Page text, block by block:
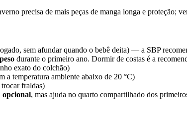
precisa de mais peças de manga longa e proteção;
sem afundar quando o bebê deita) — a SBP
durante o primeiro ano. Dormir de costas é a
exato do colchão)
a temperatura ambiente abaixo de 20 °C)
fraldas)
opcional, mas ajuda no quarto compartilhado dos